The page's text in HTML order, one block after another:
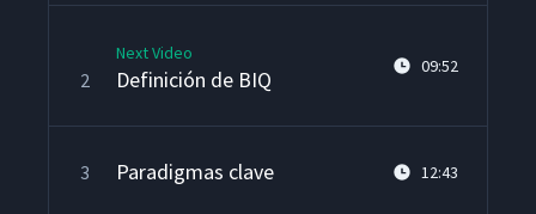
2
Next Video
Definición de BIQ 09:52
3 Paradigmas clave 12:43